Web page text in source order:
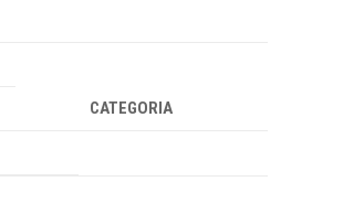
CATEGORIA